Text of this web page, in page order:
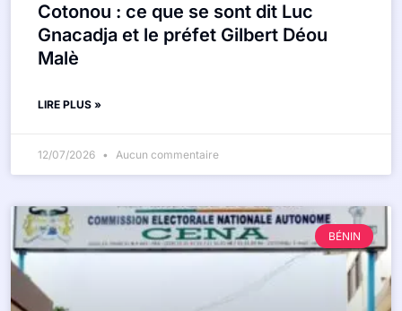
Cotonou : ce que se sont dit Luc
Gnacadja et le préfet Gilbert Déou
Malè
LIRE PLUS »
12/07/2026 Aucun commentaire
BÉNIN